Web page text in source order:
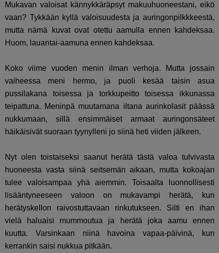
Mukavan valoisat kännykkäräpsyt makuuhuoneestani, eikö
vaan? Tykkään kyllä valoisuudesta ja auringonpilkkkeestä,
mutta nämä kuvat ovat otettu aamulla ennen kahdeksaa.
Huom, lauantai-aamuna ennen kahdeksaa.
Koko viime vuoden menin ilman verhoja. Mutta jossain
vaiheessa meni hermo, ja puoli kesää taisin asua
pussilakana toisessa ja torkkupeitto toisessa ikkunassa
teipattuna. Meninpä muutamana iltana aurinkolasit päässä
nukkumaan, sillä ensimmäiset armaat auringonsäteet
häikäisivät suoraan tyynylleni jo siinä heti viiden jälkeen.
Nyt olen toistaiseksi saanut herätä tästä valoa tulvivasta
huoneesta vasta siinä seitsemän aikaan, mutta kokoajan
tulee valoisampaa yhä aiemmin. Toisaalta luonnollisesti
lisääntyneeseen valoon on mukavampi herätä, kun
herätyskellon raivostuttavaan rinkutukseen. Silti en ihan
vielä haluaisi mummoutua ja herätä joka aamu ennen
kuutta. Varsinkaan niinä havoina vapaa-päivinä, kun
kerrankin saisi nukkua pitkään.